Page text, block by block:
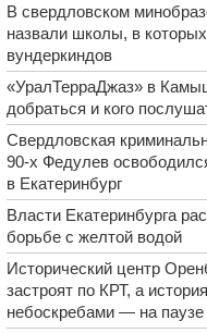
В свердловском
назвали школы, в которых
вундеркиндов
«УралТерраДжаз» в
добраться и кого
Свердловская
90-х Федулев
в Екатеринбург
Власти Екатеринбурга
борьбе с желтой водой
Исторический центр
застроят по КРТ, а
небоскребами — на паузе